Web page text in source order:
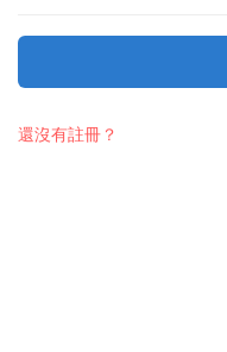
還沒有註冊？